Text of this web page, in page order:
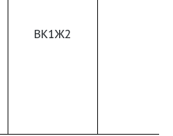
ВК1Ж2